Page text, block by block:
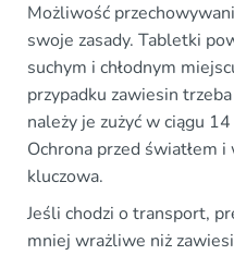
Możliwość
swoje zasady. Tabletki
suchym i chłodnym
przypadku zawiesin
należy je zużyć w ciągu
Ochrona przed światłem
kluczowa.
Jeśli chodzi o transport,
mniej wrażliwe niż